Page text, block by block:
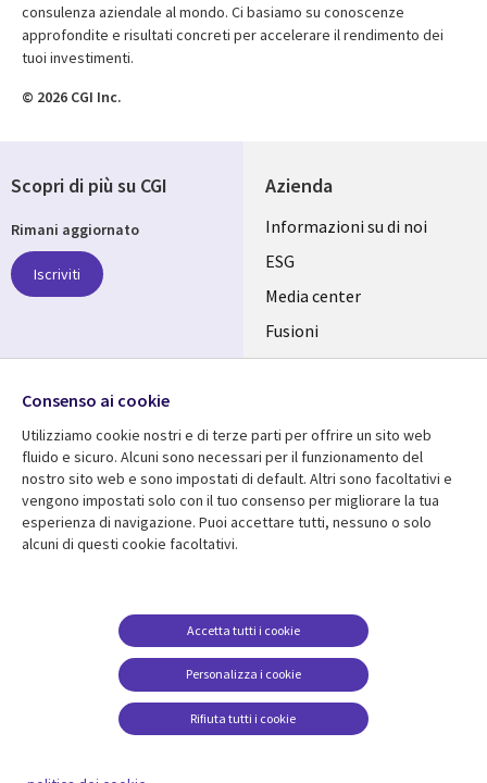
consulenza aziendale al mondo. Ci basiamo su conoscenze
approfondite e risultati concreti per accelerare il rendimento dei
tuoi investimenti.
© 2026 CGI Inc.
Azienda
Useful
links
ITALY
IT
Informazioni su di noi
ESG
Media center
Fusioni
Investitori
Centro risorse
Library
Articles
Aiuto
IT
Avviso legale
Web privacy
Gestione dei cookie
Scopri di più su CGI
Rimani aggiornato
Iscriviti
Consenso ai cookie
Utilizziamo cookie nostri e di terze parti per offrire un sito web
fluido e sicuro. Alcuni sono necessari per il funzionamento del
nostro sito web e sono impostati di default. Altri sono facoltativi e
vengono impostati solo con il tuo consenso per migliorare la tua
esperienza di navigazione. Puoi accettare tutti, nessuno o solo
alcuni di questi cookie facoltativi.
Personalizza i cookie
Accetta tutti i cookie
Rifiuta tutti i cookie